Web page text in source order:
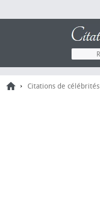
› Citations de célébrités